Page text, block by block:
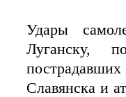
Удары
Луганску,
Славянска и